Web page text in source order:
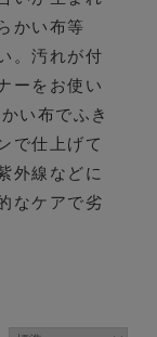
かい布等
。汚れが付
ーをお使い
い布でふき
で仕上げて
外線などに
なケアで劣